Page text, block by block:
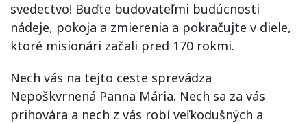
svedectvo! Buďte budovateľmi budúcnosti
nádeje, pokoja a zmierenia a pokračujte v diele,
ktoré misionári začali pred 170 rokmi.
Nech vás na tejto ceste sprevádza
Nepoškvrnená Panna Mária. Nech sa za vás
prihovára a nech z vás robí veľkodušných a